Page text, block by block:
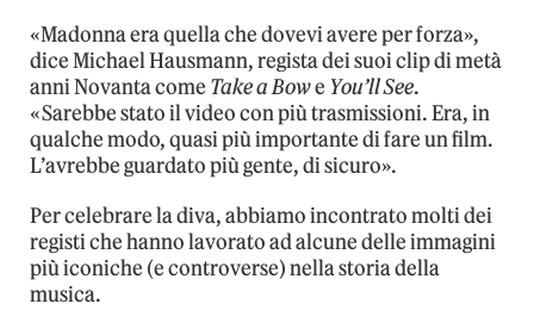
«Madonna era quella che dovevi avere per forza»,
dice Michael Hausmann, regista dei suoi clip di metà
anni Novanta come Take a Bowe You’ll See.
«Sarebbe stato il video con più trasmissioni. Era, in
qualche modo, quasi più importante di fare un film.
L’avrebbe guardato più gente, di sicuro».
Per celebrare la diva, abbiamo incontrato molti dei
registi che hanno lavorato ad alcune delle immagini
più iconiche (e controverse) nella storia della
musica.